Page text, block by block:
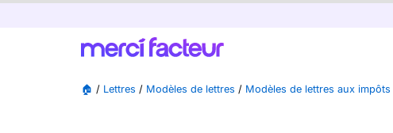
🏠 / Lettres / Modèles de lettres / Modèles de lettres aux impôts